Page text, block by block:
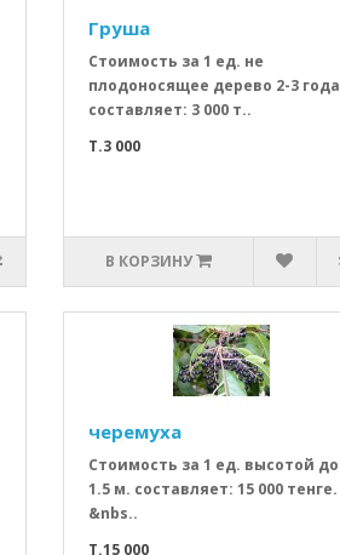
Груша
Стоимость за 1 ед. не
плодоносящее дерево 2-3 года
составляет: 3 000 т..
T.3 000
В КОРЗИНУ
черемуха
Стоимость за 1 ед. высотой до
1.5 м. составляет: 15 000 тенге.
&nbs..
T.15 000